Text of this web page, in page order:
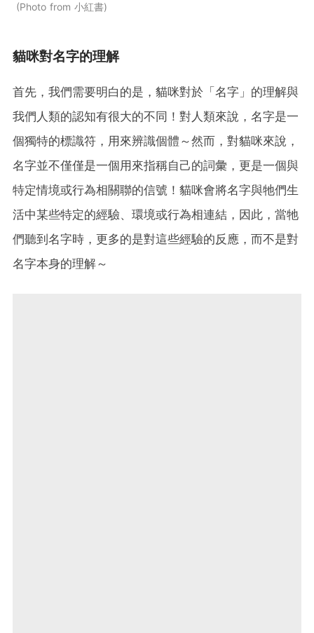
Photo from 小紅書
貓咪對名字的理解
首先，我們需要明白的是，貓咪對於「名字」的理解與
我們人類的認知有很大的不同！對人類來說，名字是一
個獨特的標識符，用來辨識個體～然而，對貓咪來說，
名字並不僅僅是一個用來指稱自己的詞彙，更是一個與
特定情境或行為相關聯的信號！貓咪會將名字與牠們生
活中某些特定的經驗、環境或行為相連結，因此，當牠
們聽到名字時，更多的是對這些經驗的反應，而不是對
名字本身的理解～